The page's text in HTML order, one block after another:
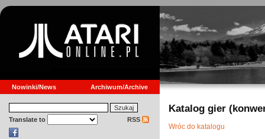
Nowinki/News Archiwum/Archive
Translate to RSS
Katalog gier
Wróc do katalogu